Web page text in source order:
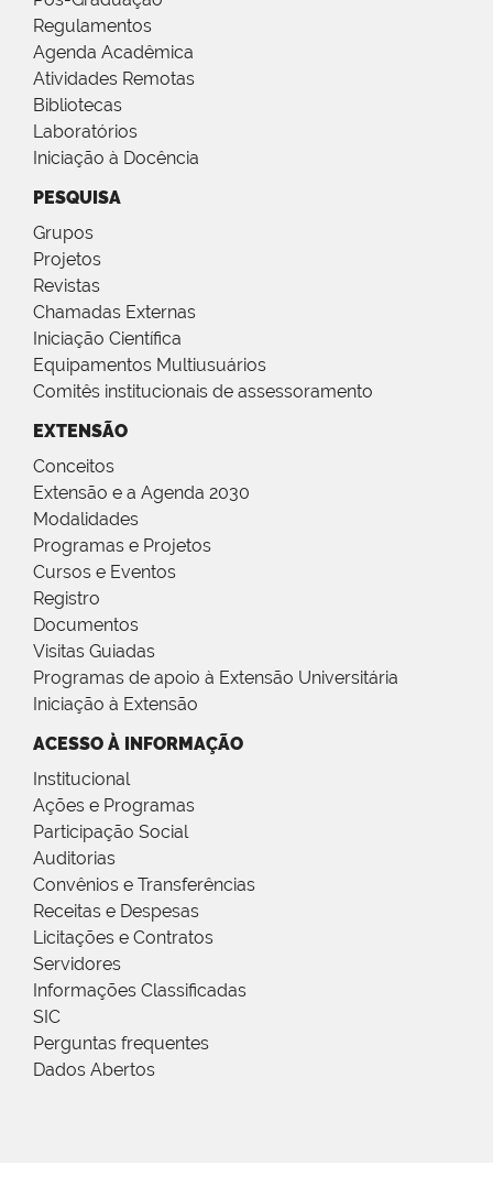
Regulamentos
Agenda Acadêmica
Atividades Remotas
Bibliotecas
Laboratórios
Iniciação à Docência
PESQUISA
Grupos
Projetos
Revistas
Chamadas Externas
Iniciação Científica
Equipamentos Multiusuários
Comitês institucionais de assessoramento
EXTENSÃO
Conceitos
Extensão e a Agenda 2030
Modalidades
Programas e Projetos
Cursos e Eventos
Registro
Documentos
Visitas Guiadas
Programas de apoio à Extensão Universitária
Iniciação à Extensão
ACESSO À INFORMAÇÃO
Institucional
Ações e Programas
Participação Social
Auditorias
Convênios e Transferências
Receitas e Despesas
Licitações e Contratos
Servidores
Informações Classificadas
SIC
Perguntas frequentes
Dados Abertos